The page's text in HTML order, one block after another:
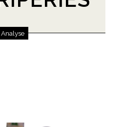
Analyse